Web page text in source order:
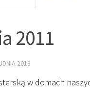
2011
2018
w domach